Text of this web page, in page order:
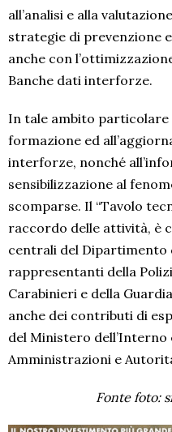
all’analisi e alla
strategie di prevenzione
anche con
Banche dati interforze.
In tale ambito
formazione ed
interforze, nonché
sensibilizzazione al
scomparse. Il “Tavolo
raccordo delle attività, è
centrali del Dipartimento
rappresentanti della
Carabinieri e della
anche dei contributi di
del Ministero dell’Interno
Amministrazioni e
Fonte foto: